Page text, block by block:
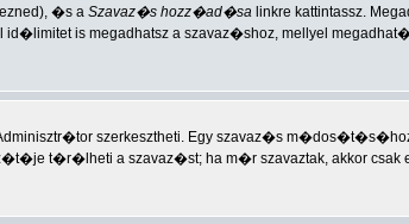
�s a Szavaz�s hozz�ad�sa linkre kattintassz.
is megadhatsz a szavaz�shoz, mellyel
szerkesztheti. Egy szavaz�s
t�r�lheti a szavaz�st; ha m�r szavaztak, akkor